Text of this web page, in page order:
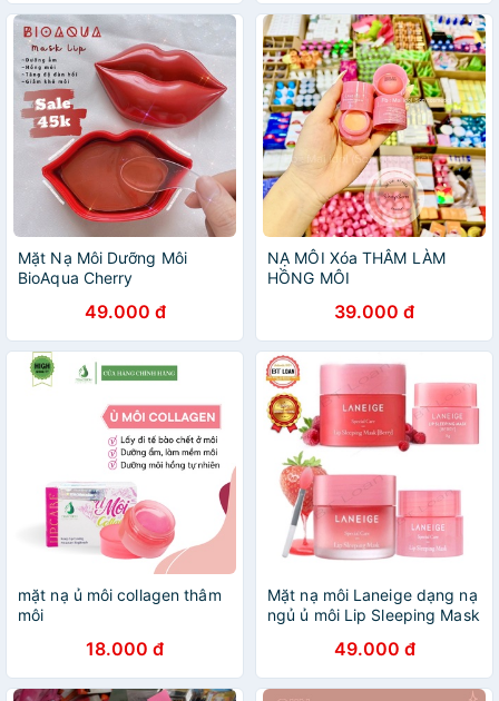
Mặt Nạ Môi Dưỡng Môi
BioAqua Cherry
49.000 đ
NẠ MÔI Xóa THÂM LÀM
HỒNG MÔI
39.000 đ
mặt nạ ủ môi collagen thâm
môi
18.000 đ
Mặt nạ môi Laneige dạng nạ
ngủ ủ môi Lip Sleeping Mask
49.000 đ